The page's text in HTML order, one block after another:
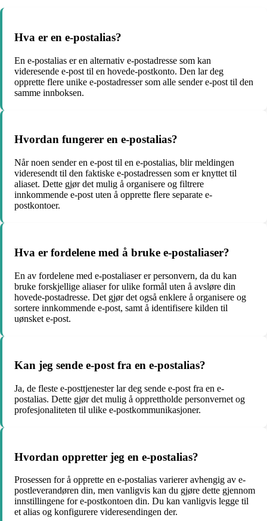
Hva er en e-postalias?
En e-postalias er en alternativ e-postadresse som kan
videresende e-post til en hovede-postkonto. Den lar deg
opprette flere unike e-postadresser som alle sender e-post til den
samme innboksen.
Hvordan fungerer en e-postalias?
Når noen sender en e-post til en e-postalias, blir meldingen
videresendt til den faktiske e-postadressen som er knyttet til
aliaset. Dette gjør det mulig å organisere og filtrere
innkommende e-post uten å opprette flere separate e-
postkontoer.
Hva er fordelene med å bruke e-postaliaser?
En av fordelene med e-postaliaser er personvern, da du kan
bruke forskjellige aliaser for ulike formål uten å avsløre din
hovede-postadresse. Det gjør det også enklere å organisere og
sortere innkommende e-post, samt å identifisere kilden til
uønsket e-post.
Kan jeg sende e-post fra en e-postalias?
Ja, de fleste e-posttjenester lar deg sende e-post fra en e-
postalias. Dette gjør det mulig å opprettholde personvernet og
profesjonaliteten til ulike e-postkommunikasjoner.
Hvordan oppretter jeg en e-postalias?
Prosessen for å opprette en e-postalias varierer avhengig av e-
postleverandøren din, men vanligvis kan du gjøre dette gjennom
innstillingene for e-postkontoen din. Du kan vanligvis legge til
et alias og konfigurere videresendingen der.